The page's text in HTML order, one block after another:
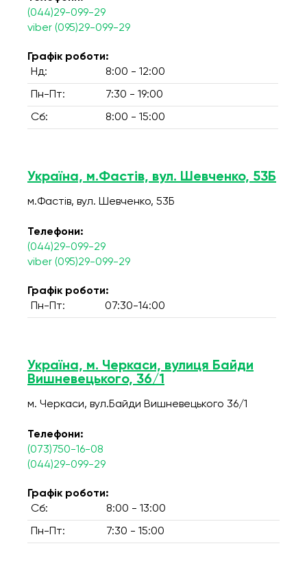
(044)29-099-29
viber (095)29-099-29
Графік роботи:
Нд:
8:00 - 12:00
Пн-Пт: 7:30 - 19:00
Сб: 8:00 - 15:00
Україна, м.Фастів, вул. Шевченко, 53Б
м.Фастів, вул. Шевченко, 53Б
Телефони:
(044)29-099-29
viber (095)29-099-29
Графік роботи:
Пн-Пт:
07:30-14:00
Україна, м. Черкаси, вулиця Байди
Вишневецького, 36/1
м. Черкаси, вул.Байди Вишневецького 36/1
Телефони:
(073)750-16-08
(044)29-099-29
Графік роботи:
Сб:
8:00 - 13:00
Пн-Пт: 7:30 - 15:00